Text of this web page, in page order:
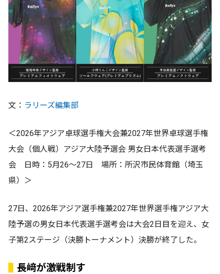
文： ラリーズ編集部
＜2026年アジア卓球選手権大会兼2027年世界卓球選手権
大会（個人戦）アジア大陸予選会 男女日本代表選手選考
会 日時：5月26～27日 場所：所沢市民体育館（埼玉
県）＞
27日、2026年アジア選手権兼2027年世界選手権アジア大
陸予選の男女日本代表選手選考会は大会2日目を迎え、女
子第2ステージ（決勝トーナメント）決勝が終了した。
長﨑が激戦制す